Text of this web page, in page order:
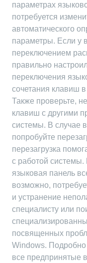
параметрах
потребуется
автоматического
параметры. Если у
переключением
правильно
переключения
сочетания клавиш
Также проверьте,
клавиш с другими
системы. В случае
попробуйте
перезагрузка
с работой системы.
языковая панель
возможно,
и устранение
специалисту или
посвященных
Windows.
все предпринятые